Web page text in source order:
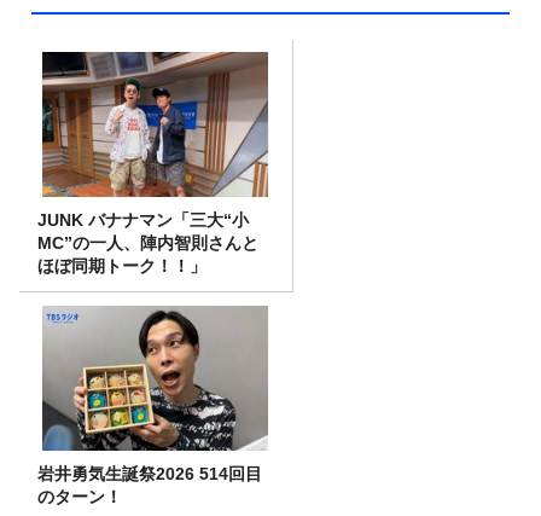
JUNK バナナマン「三大“小
MC”の一人、陣内智則さんと
ほぼ同期トーク！！」
岩井勇気生誕祭2026 514回目
のターン！